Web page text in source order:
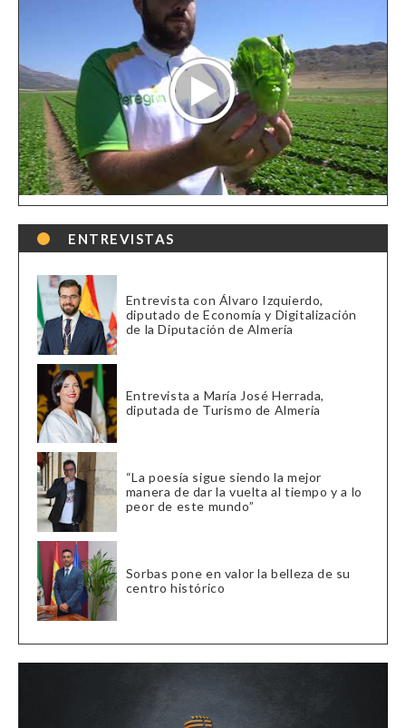
ENTREVISTAS
Entrevista con Álvaro Izquierdo,
diputado de Economía y Digitalización
de la Diputación de Almería
Entrevista a María José Herrada,
diputada de Turismo de Almería
“La poesía sigue siendo la mejor
manera de dar la vuelta al tiempo y a lo
peor de este mundo”
Sorbas pone en valor la belleza de su
centro histórico